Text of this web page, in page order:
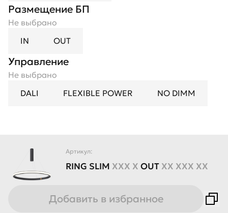
Размещение БП
Не выбрано
IN
OUT
Управление
Не выбрано
DALI
FLEXIBLE POWER NO DIMM
Артикул:
RING SLIM XXX X OUTXX XXX XX
Добавить в избранное